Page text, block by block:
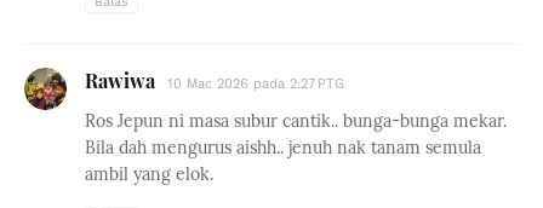
Rawiwa 10 Mac 2026 pada 2:27 PTG
Ros Jepun ni masa subur cantik.. bunga-bunga mekar.
Bila dah mengurus aishh.. jenuh nak tanam semula
ambil yang elok.